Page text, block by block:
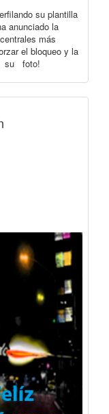
su plantilla
anunciado la
más
el bloqueo y la
su foto!